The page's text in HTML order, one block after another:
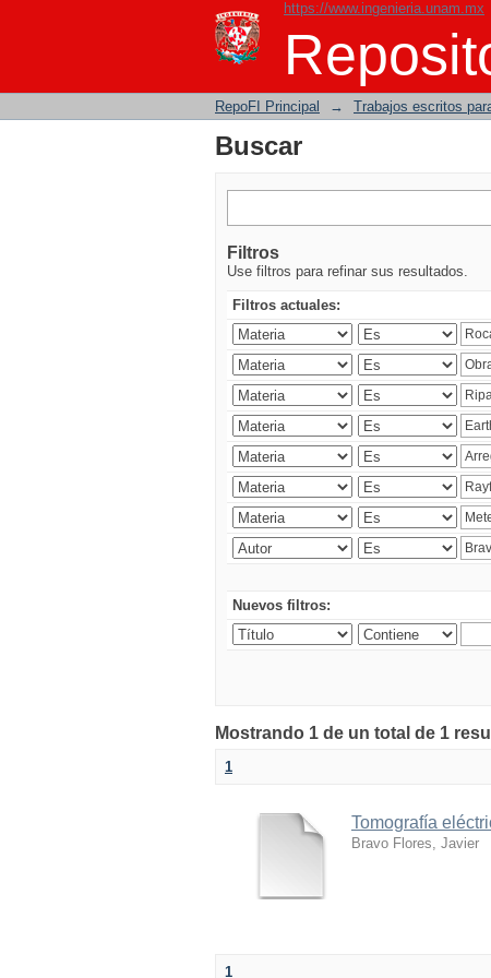
https://www.ingenieria.unam.mx
Buscar
RepoFI Principal → Trabajos escritos
Buscar
Filtros
Use filtros para refinar sus resultados.
Filtros actuales:
Nuevos filtros:
Mostrando 1 de un total de 1
1
Tomografía
Bravo Flores, Javier
1